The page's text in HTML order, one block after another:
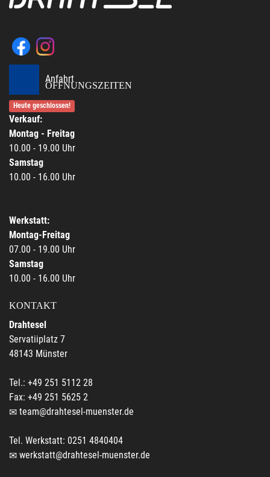
Anfahrt
ÖFFNUNGSZEITEN
Heute geschlossen!
Verkauf:
Montag - Freitag
10.00 - 19.00 Uhr
Samstag
10.00 - 16.00 Uhr
Werkstatt:
Montag-Freitag
07.00 - 19.00 Uhr
Samstag
10.00 - 16.00 Uhr
KONTAKT
Drahtesel
Servatiiplatz 7
48143 Münster
Tel.: +49 251 5112 28
Fax: +49 251 5625 2
team@drahtesel-muenster.de
Tel. Werkstatt: 0251 4840404
werkstatt@drahtesel-muenster.de